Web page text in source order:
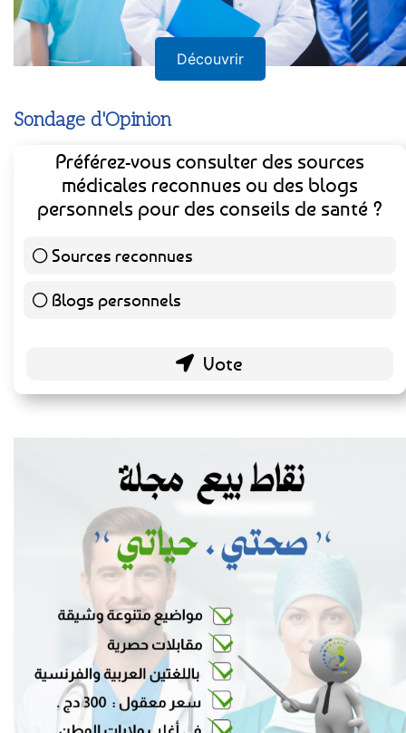
Découvrir
Sondage d'Opinion
Préférez-vous consulter des sources
médicales reconnues ou des blogs
personnels pour des conseils de santé ?
Sources reconnues
Blogs personnels